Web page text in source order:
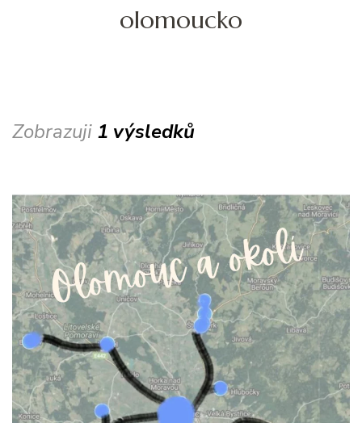
olomoucko
Zobrazuji 1 výsledků